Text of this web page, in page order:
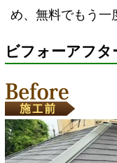
め、無料でもう一
ビフォーアフタ